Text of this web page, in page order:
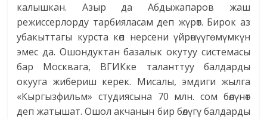
калышкан. Азыр да Абдыжапаров жаш
режиссерлорду тарбияласам деп жүрөт. Бирок аз
убакыттагы курста көп нерсени үйрөнүүгө мүмкүн
эмес да. Ошондуктан базалык окутуу системасы
бар Москвага, ВГИКке таланттуу балдарды
окууга жибериш керек. Мисалы, эмдиги жылга
«Кыргызфильм» студиясына 70 млн. сом бөлүнөт
деп жатышат. Ошол акчанын бир бөлүгү балдарды